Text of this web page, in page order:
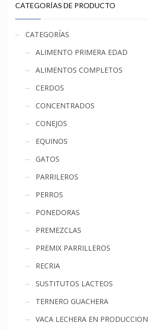
CATEGORÍAS DE PRODUCTO
CATEGORÍAS
ALIMENTO PRIMERA EDAD
ALIMENTOS COMPLETOS
CERDOS
CONCENTRADOS
CONEJOS
EQUINOS
GATOS
PARRILEROS
PERROS
PONEDORAS
PREMEZCLAS
PREMIX PARRILLEROS
RECRIA
SUSTITUTOS LACTEOS
TERNERO GUACHERA
VACA LECHERA EN PRODUCCION